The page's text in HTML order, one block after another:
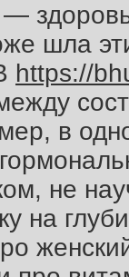
шла
https://
в
не
на